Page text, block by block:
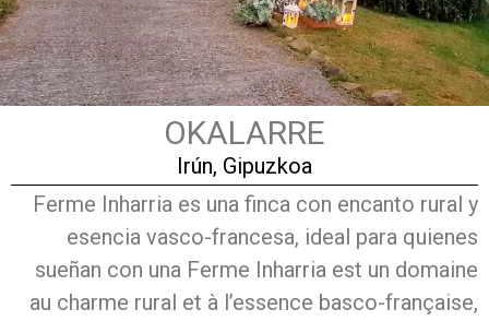
OKALARRE
Irún, Gipuzkoa
Ferme Inharria es una finca con encanto rural y
esencia vasco-francesa, ideal para quienes
sueñan con una Ferme Inharria est un domaine
au charme rural et à l’essence basco-française,